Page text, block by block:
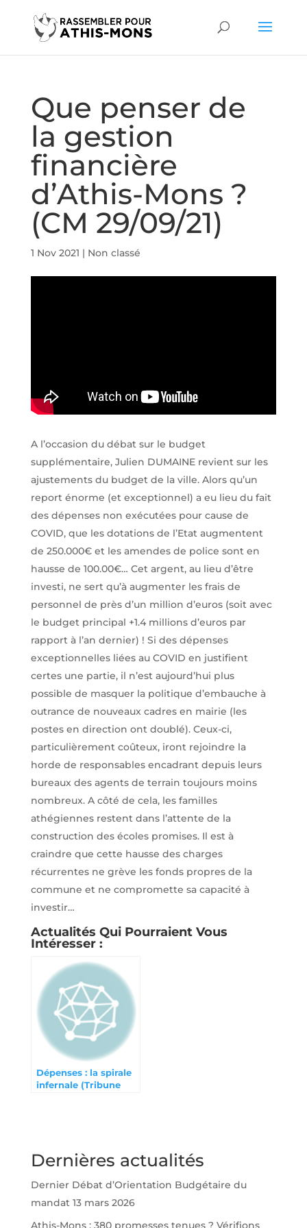
Que penser de
la gestion
financière
d’Athis-Mons ?
(CM 29/09/21)
1 Nov 2021 | Non classé
A l’occasion du débat sur le budget
supplémentaire, Julien DUMAINE revient sur les
ajustements du budget de la ville. Alors qu’un
report énorme (et exceptionnel) a eu lieu du fait
des dépenses non exécutées pour cause de
COVID, que les dotations de l’Etat augmentent
de 250.000€ et les amendes de police sont en
hausse de 100.00€… Cet argent, au lieu d’être
investi, ne sert qu’à augmenter les frais de
personnel de près d’un million d’euros (soit avec
le budget principal +1.4 millions d’euros par
rapport à l’an dernier) ! Si des dépenses
exceptionnelles liées au COVID en justifient
certes une partie, il n’est aujourd’hui plus
possible de masquer la politique d’embauche à
outrance de nouveaux cadres en mairie (les
postes en direction ont doublé). Ceux-ci,
particulièrement coûteux, iront rejoindre la
horde de responsables encadrant depuis leurs
bureaux des agents de terrain toujours moins
nombreux. A côté de cela, les familles
athégiennes restent dans l’attente de la
construction des écoles promises. Il est à
craindre que cette hausse des charges
récurrentes ne grève les fonds propres de la
commune et ne compromette sa capacité à
investir…
Actualités Qui Pourraient Vous
Intéresser :
Dépenses : la spirale
infernale (Tribune
Dernières actualités
Dernier Débat d’Orientation Budgétaire du
mandat 13 mars 2026
Athis-Mons : 380 promesses tenues ? Vérifions